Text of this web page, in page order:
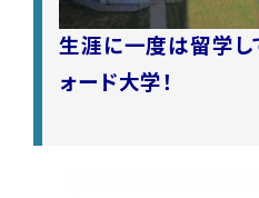
生涯に一度は留学し
ォード大学！